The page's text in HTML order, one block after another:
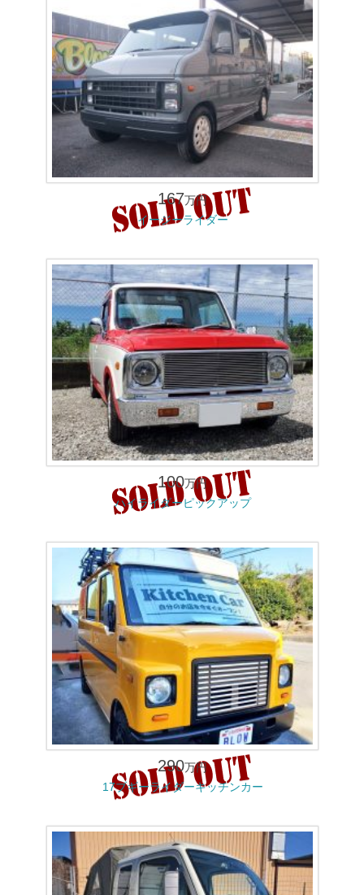
167万円
イージーライダー
100万円
ハイライダーピックアップ
290万円
17ブギーライダーキッチンカー